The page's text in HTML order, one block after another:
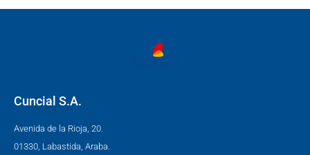
Cuncial S.A.
Avenida de la Rioja, 20.
01330, Labastida, Araba.